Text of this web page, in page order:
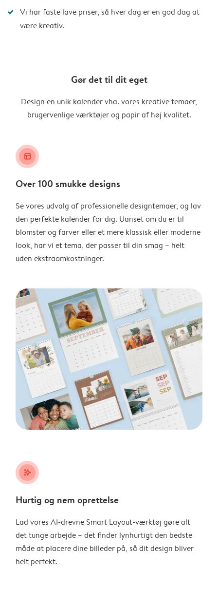
Vi har faste lave priser, så hver dag er en god dag at
være kreativ.
Gør det til dit eget
Design en unik kalender vha. vores kreative temaer,
brugervenlige værktøjer og papir af høj kvalitet.
layout_alt
Over 100 smukke designs
Se vores udvalg af professionelle designtemaer, og lav
den perfekte kalender for dig. Uanset om du er til
blomster og farver eller et mere klassisk eller moderne
look, har vi et tema, der passer til din smag – helt
uden ekstraomkostninger.
stars_plus
Hurtig og nem oprettelse
Lad vores AI-drevne Smart Layout-værktøj gøre alt
det tunge arbejde – det finder lynhurtigt den bedste
måde at placere dine billeder på, så dit design bliver
helt perfekt.